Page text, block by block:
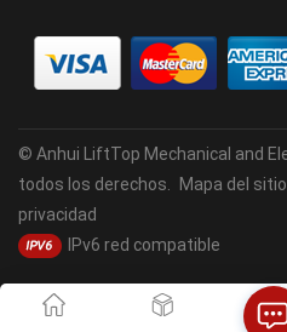
© Anhui LiftTop Mechanical and
todos los derechos.
Mapa del sitio
privacidad
IPv6 red compatible